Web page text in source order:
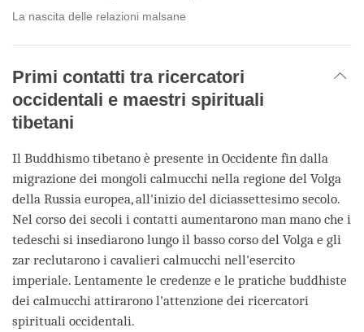
La nascita delle relazioni malsane
Primi contatti tra ricercatori
occidentali e maestri spirituali
tibetani
Il Buddhismo tibetano è presente in Occidente fin dalla
migrazione dei mongoli calmucchi nella regione del Volga
della Russia europea, all'inizio del diciassettesimo secolo.
Nel corso dei secoli i contatti aumentarono man mano che i
tedeschi si insediarono lungo il basso corso del Volga e gli
zar reclutarono i cavalieri calmucchi nell'esercito
imperiale. Lentamente le credenze e le pratiche buddhiste
dei calmucchi attirarono l'attenzione dei ricercatori
spirituali occidentali.